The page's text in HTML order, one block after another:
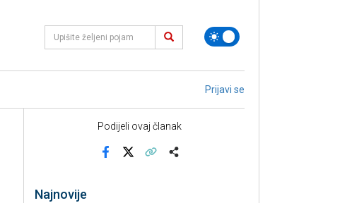
Prijavi se
Podijeli ovaj članak
Najnovije